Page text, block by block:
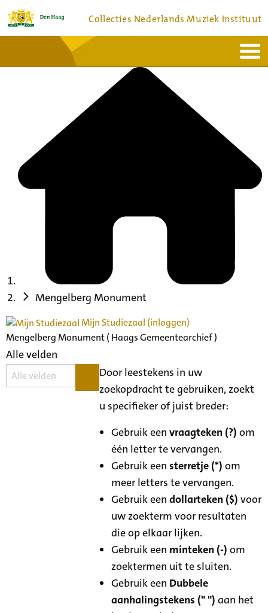
Collecties Nederlands Muziek Instituut
Bronnen en collecties
Mengelberg Monument
Mijn Studiezaal (inloggen)
Mengelberg Monument ( Haags Gemeentearchief )
Alle velden
Door leestekens in uw
zoekopdracht te gebruiken, zoekt
u specifieker of juist breder:
Gebruik eenvraagteken (?) om
één letter te vervangen.
Gebruik eensterretje (*) om
meer letters te vervangen.
Gebruik eendollarteken ($) voor
uw zoekterm voor resultaten
die op elkaar lijken.
Gebruik een minteken (-) om
zoektermen uit te sluiten.
Gebruik een Dubbele
aanhalingstekens (" ") aan het